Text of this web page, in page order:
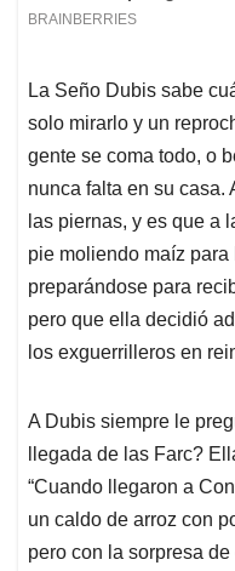
La Seño Dubis sabe
solo mirarlo y un
gente se coma todo, o
nunca falta en su casa.
las piernas, y es que a
pie moliendo maíz
preparándose para
pero que ella decidió
los exguerrilleros en
A Dubis siempre le
llegada de las Farc?
“Cuando llegaron a
un caldo de arroz con
pero con la sorpresa